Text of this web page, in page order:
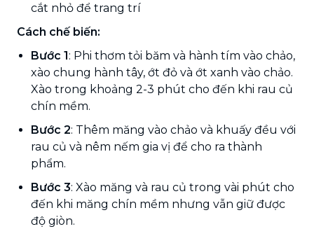
cắt nhỏ để trang trí
Cách chế biến:
Bước 1: Phi thơm tỏi băm và hành tím vào chảo,
xào chung hành tây, ớt đỏ và ớt xanh vào chảo.
Xào trong khoảng 2-3 phút cho đến khi rau củ
chín mềm.
Bước 2: Thêm măng vào chảo và khuấy đều với
rau củ và nêm nếm gia vị để cho ra thành
phẩm.
Bước 3: Xào măng và rau củ trong vài phút cho
đến khi măng chín mềm nhưng vẫn giữ được
độ giòn.